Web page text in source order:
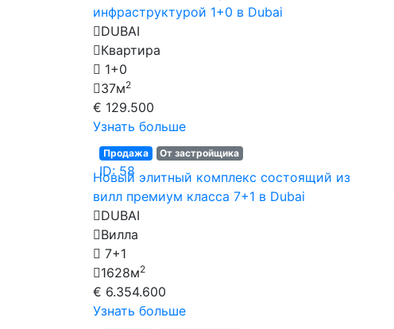
инфраструктурой 1+0 в Dubai
DUBAI
Квартира
1+0
37м2
€ 129.500
Узнать больше
Продажа От застройщика
ID: 58
Новый элитный комплекс состоящий из
вилл премиум класса 7+1 в Dubai
DUBAI
Вилла
7+1
1628м2
€ 6.354.600
Узнать больше